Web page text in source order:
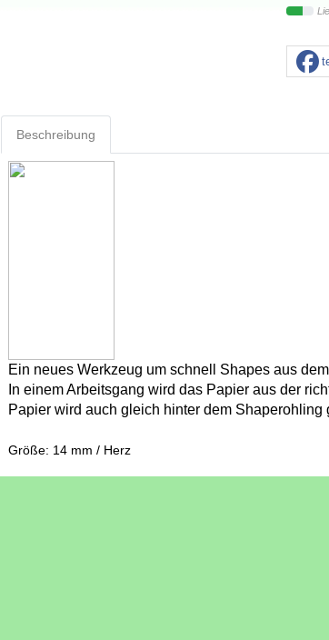
Beschreibung
Ein neues Werkzeug um schnell Shapes aus
In einem Arbeitsgang wird das Papier aus der
Papier wird auch gleich hinter dem Shaperohling
Größe: 14 mm / Herz